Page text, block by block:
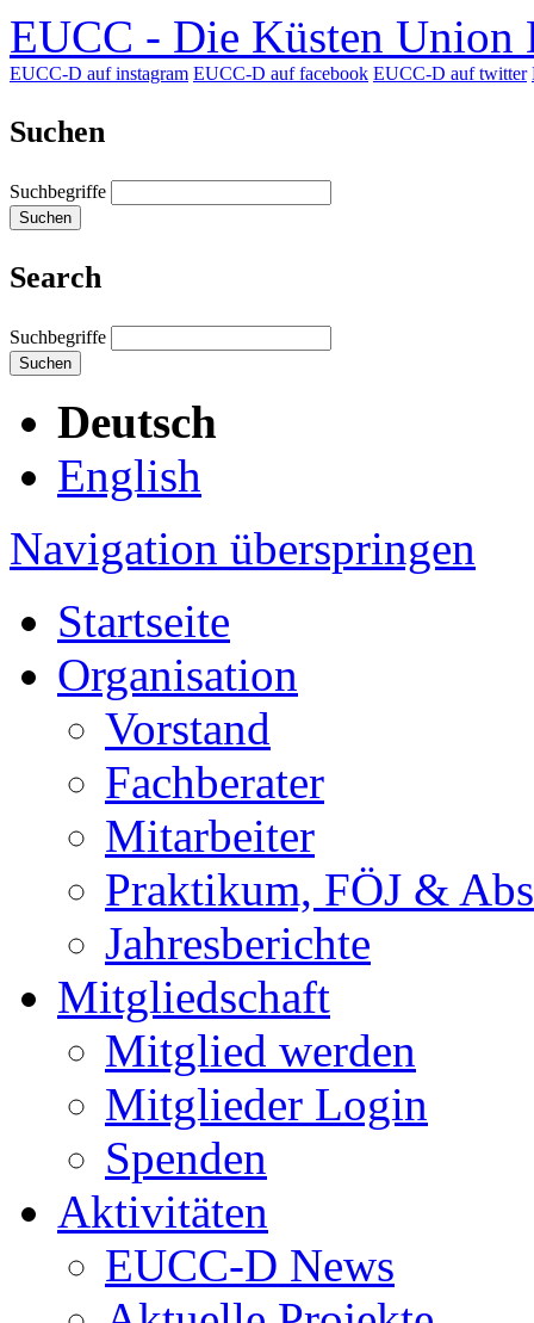
EUCC - Die Küsten Union
EUCC-D auf instagram EUCC-D auf facebook EUCC-D auf twitter
Suchen
Suchbegriffe
Suchen
Search
Suchbegriffe
Suchen
Deutsch
English
Navigation überspringen
Startseite
Organisation
Vorstand
Fachberater
Mitarbeiter
Praktikum, FÖJ &
Jahresberichte
Mitgliedschaft
Mitglied werden
Mitglieder Login
Spenden
Aktivitäten
EUCC-D News